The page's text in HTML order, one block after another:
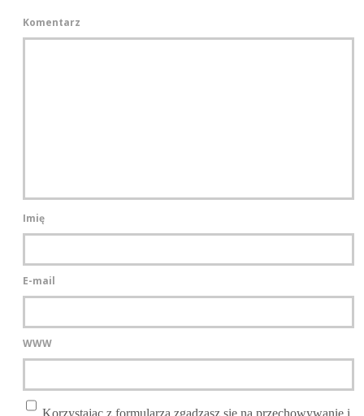
Komentarz
Imię
E-mail
WWW
Korzystając z formularza zgadzasz się na przechowywanie i